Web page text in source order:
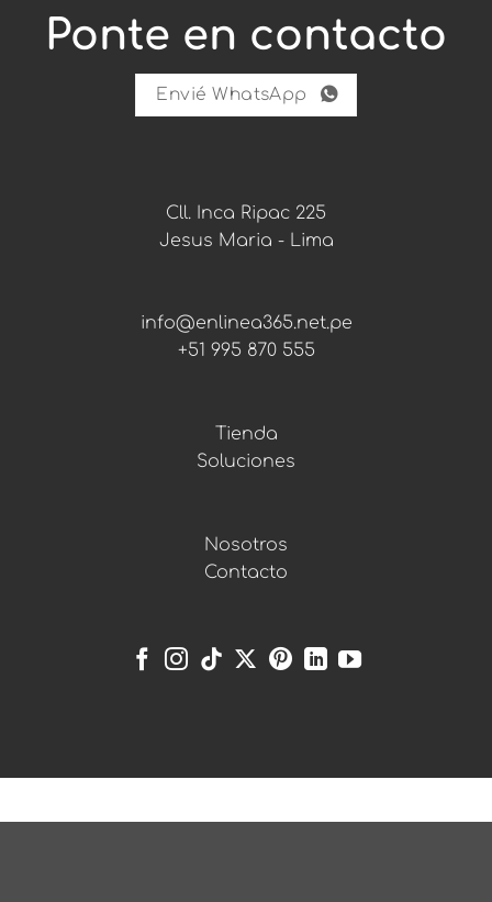
r
a
r
Ponte en contacto
Envié WhatsApp
Cll. Inca Ripac 225
Jesus Maria - Lima
info@enlinea365.net.pe
+51 995 870 555
Tienda
Soluciones
Nosotros
Contacto